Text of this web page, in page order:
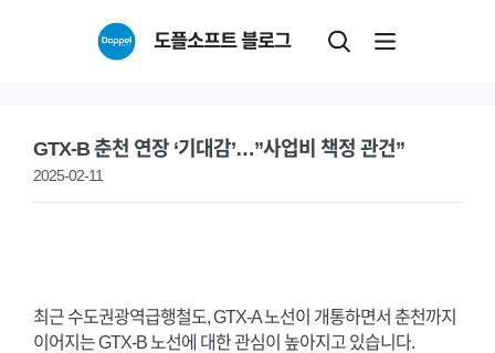
도플소프트 블로그
GTX-B 춘천 연장 ‘기대감’…”사업비 책정 관건”
2025-02-11
최근 수도권광역급행철도, GTX-A 노선이 개통하면서 춘천까지
이어지는 GTX-B 노선에 대한 관심이 높아지고 있습니다.